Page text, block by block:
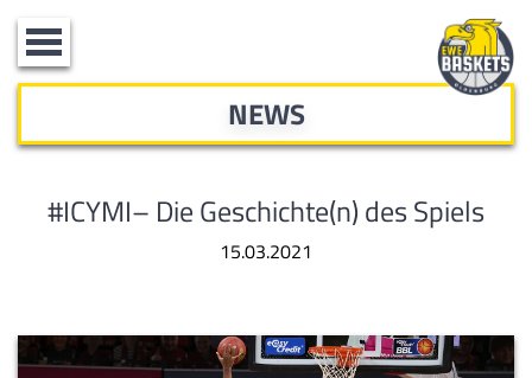
Toggle
navigation
NEWS
#ICYMI– Die Geschichte(n) des Spiels
15.03.2021